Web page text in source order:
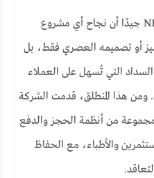
تُدرك شركة NBIG Developments جيدًا أن نجاح أي مشروع
أو تصميمه العصري فقط، بل
التي تُسهل على العملاء
هذا المنطلق، قدمت الشركة
من أنظمة الحجز والدفع
والأطباء، مع الحفاظ